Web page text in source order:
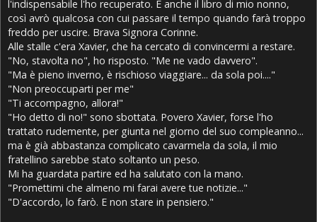
l'indispensabile l'ho recuperato. E anche il libro di mio nonno,
così avrò qualcosa con cui passare il tempo quando farà troppo
freddo per uscire. Brava Signora Corinne.
Alle stalle c'era Xavier, che ha cercato di convincermi a restare.
"No, stavolta no", ho risposto. "Me ne vado davvero".
"Ma è pieno inverno, è rischioso viaggiare... da sola poi...."
"Non preoccuparti per me"
"Ti accompagno, allora!"
"Ho detto di no!" sono sbottata. Povero Xavier, forse l'ho
trattato rudemente, per giunta nel giorno del suo compleanno...
ma è già abbastanza complicato cavarmela da sola, il mio
fratellino sarebbe stato soltanto un peso.
Mi ha guardata partire ed ha salutato con la mano.
"Promettimi che almeno mi farai avere tue notizie..."
"D'accordo, lo farò. E non stare in pensiero."